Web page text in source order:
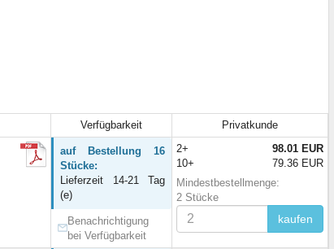
Verfügbarkeit
Privatkunde
auf Bestellung 16
Stücke:
Lieferzeit 14-21 Tag
(e)
Benachrichtigung
bei Verfügbarkeit
2+
98.01 EUR
10+
79.36 EUR
Mindestbestellmenge:
2 Stücke
kaufen